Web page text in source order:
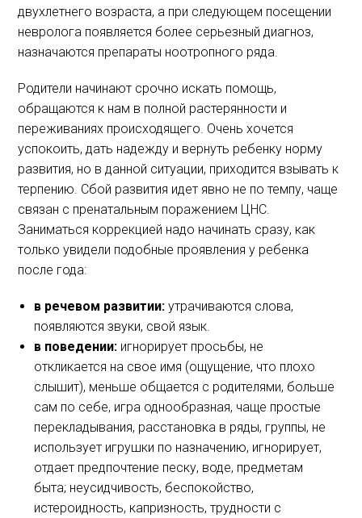
двухлетнего возраста, а при следующем посещении
невролога появляется более серьезный диагноз,
назначаются препараты ноотропного ряда.
Родители начинают срочно искать помощь,
обращаются к нам в полной растерянности и
переживаниях происходящего. Очень хочется
успокоить, дать надежду и вернуть ребенку норму
развития, но в данной ситуации, приходится взывать к
терпению. Сбой развития идет явно не по темпу, чаще
связан с пренатальным поражением ЦНС.
Заниматься коррекцией надо начинать сразу, как
только увидели подобные проявления у ребенка
после года:
в речевом развитии: утрачиваются слова,
появляются звуки, свой язык.
в поведении: игнорирует просьбы, не
откликается на свое имя (ощущение, что плохо
слышит), меньше общается с родителями, больше
сам по себе, игра однообразная, чаще простые
перекладывания, расстановка в ряды, группы, не
использует игрушки по назначению, игнорирует,
отдает предпочтение песку, воде, предметам
быта; неусидчивость, беспокойство,
истероидность, капризность, трудности с